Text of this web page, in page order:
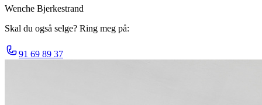
Wenche Bjerkestrand
Skal du også selge? Ring meg på:
91 69 89 37